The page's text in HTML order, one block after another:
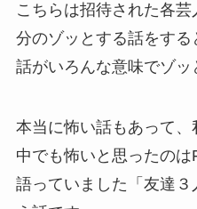
こちらは招待された各
分のゾッとする話をす
話がいろんな意味でゾッ
本当に怖い話もあって
中でも怖いと思ったの
語っていました「友達